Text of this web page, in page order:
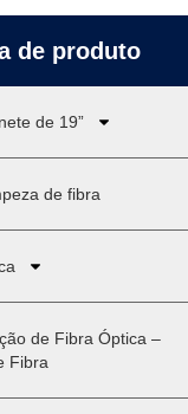
de produto
de 19”
de fibra
de Fibra Óptica –
Fibra